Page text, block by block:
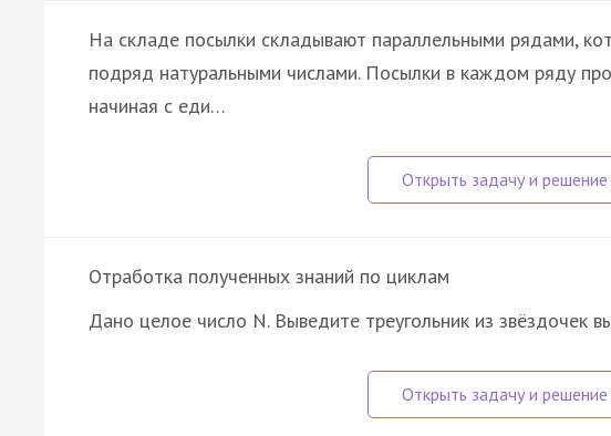
На складе посылки складывают параллельными рядами,
подряд натуральными числами. Посылки в каждом ряду
начиная с еди…
Отработка полученных знаний по циклам
Дано целое число N. Выведите треугольник из звёздочек